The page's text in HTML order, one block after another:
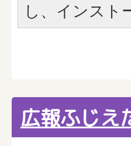
し、インスト
広報ふじえ